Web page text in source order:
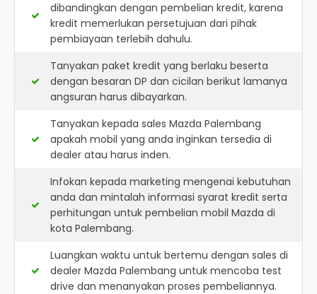
dibandingkan dengan pembelian kredit, karena
kredit memerlukan persetujuan dari pihak
pembiayaan terlebih dahulu.
Tanyakan paket kredit yang berlaku beserta
dengan besaran DP dan cicilan berikut lamanya
angsuran harus dibayarkan.
Tanyakan kepada sales Mazda Palembang
apakah mobil yang anda inginkan tersedia di
dealer atau harus inden.
Infokan kepada marketing mengenai kebutuhan
anda dan mintalah informasi syarat kredit serta
perhitungan untuk pembelian mobil Mazda di
kota Palembang.
Luangkan waktu untuk bertemu dengan sales di
dealer Mazda Palembang untuk mencoba test
drive dan menanyakan proses pembeliannya.